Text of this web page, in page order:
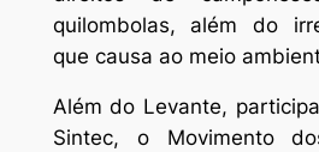
quilombolas, além do
que causa ao meio
Além do Levante,
Sintec, o Movimento